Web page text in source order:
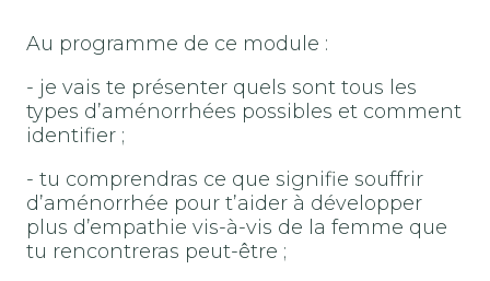
Au programme de ce module :
- je vais te présenter quels sont tous les
types d’aménorrhées possibles et comment
identifier ;
- tu comprendras ce que signifie souffrir
d’aménorrhée pour t’aider à développer
plus d’empathie vis-à-vis de la femme que
tu rencontreras peut-être ;